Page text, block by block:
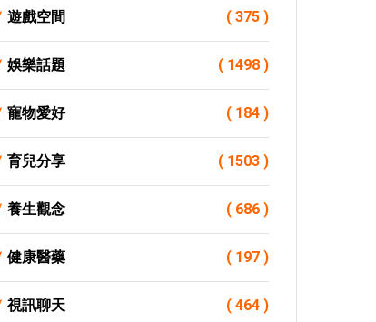
遊戲空間 ( 375 )
娛樂話題 ( 1498 )
寵物愛好 ( 184 )
育兒分享 ( 1503 )
養生觀念 ( 686 )
健康醫藥 ( 197 )
視訊聊天 ( 464 )